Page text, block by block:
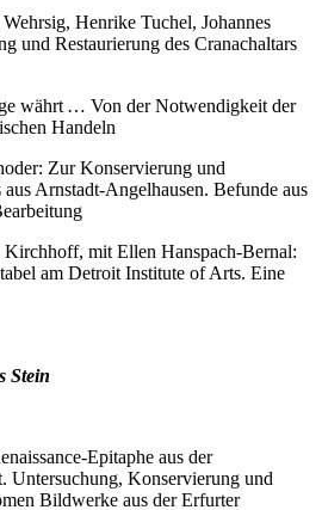
Henrike Tuchel, Johannes
und Restaurierung des Cranachaltars
währt … Von der Notwendigkeit der
Handeln
Zur Konservierung und
aus Arnstadt-Angelhausen. Befunde aus
Kirchhoff, mit Ellen Hanspach-Bernal:
am Detroit Institute of Arts. Eine
Stein
Epitaphe aus der
Untersuchung, Konservierung und
Bildwerke aus der Erfurter